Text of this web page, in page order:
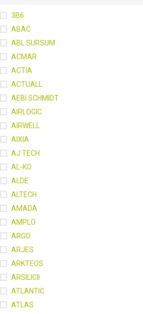
3B6
ABAC
ABL SURSUM
ACMAR
ACTIA
ACTUALL
AEBI SCHMIDT
AIRLOGIC
AIRWELL
AIXIA
AJ TECH
AL-KO
ALDE
ALTECH
AMADA
AMPLO
ARGO
ARJES
ARKTEOS
ARSILICII
ATLANTIC
ATLAS